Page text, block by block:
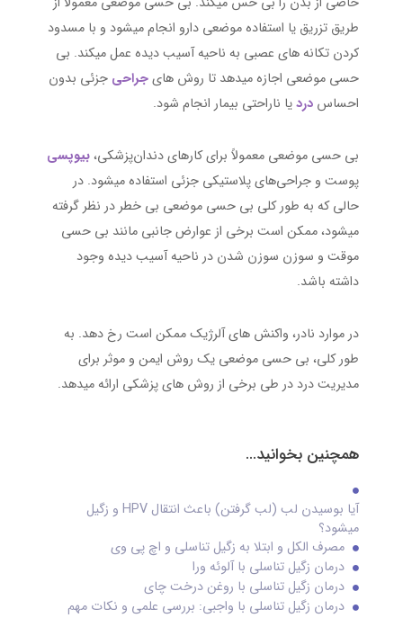
طریق تزریق یا استفاده موضعی دارو انجام میشود و با مسدود
کردن تکانه های عصبی به ناحیه آسیب دیده عمل میکند. بی
حسی موضعی اجازه میدهد تا روش هایجراحی جزئی بدون
احساس دردیا ناراحتی بیمار انجام شود.
بی‌ حسی موضعی معمولاً برای کارهای دندان‌پزشکی،بیوپسی
پوست و جراحی‌های پلاستیکی جزئی استفاده میشود. در
حالی که به طور کلی بی حسی موضعی بی خطر در نظر گرفته
میشود، ممکن است برخی از عوارض جانبی مانند بی حسی
موقت و سوزن سوزن شدن در ناحیه آسیب دیده وجود
داشته باشد.
در موارد نادر، واکنش های آلرژیک ممکن است رخ دهد. به
طور کلی، بی حسی موضعی یک روش ایمن و موثر برای
مدیریت درد در طی برخی از روش های پزشکی ارائه میدهد.
همچنین بخوانید...
آیا بوسیدن لب (لب گرفتن) باعث انتقال HPV و زگیل
میشود؟
مصرف الکل و ابتلا به زگیل تناسلی و اچ پی وی
درمان زگیل تناسلی با آلوئه ورا
درمان زگیل تناسلی با روغن درخت چای
درمان زگیل تناسلی با واجبی: بررسی علمی و نکات مهم